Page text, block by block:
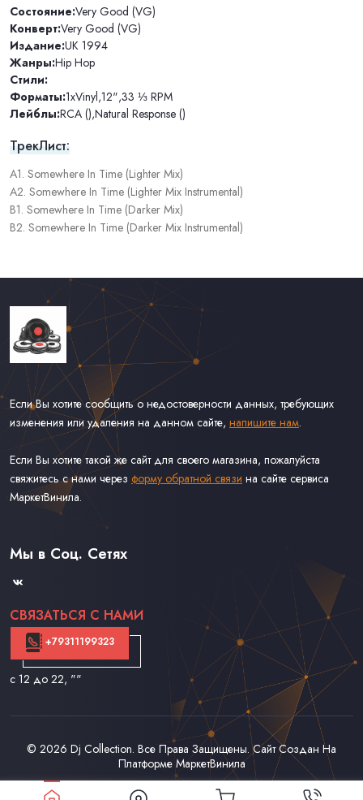
Состояние:Very Good (VG)
Конверт:Very Good (VG)
Издание:UK 1994
Жанры:Hip Hop
Стили:
Форматы:1xVinyl,12",33 ⅓ RPM
Лейблы:RCA (),Natural Response ()
ТрекЛист:
A1. Somewhere In Time (Lighter Mix)
A2. Somewhere In Time (Lighter Mix Instrumental)
B1. Somewhere In Time (Darker Mix)
B2. Somewhere In Time (Darker Mix Instrumental)
Если Вы хотите сообщить о недостоверности данных, требующих
изменения или удаления на данном сайте, напишите нам.
Если Вы хотите такой же сайт для своего магазина, пожалуйста
свяжитесь с нами через форму обратной связи на сайте сервиса
МаркетВинила.
Каталог Винила, CD и Кассет
Доставка и Оплата
Мы в Соц. Сетях
СВЯЗАТЬСЯ С НАМИ
+79311199323
с 12 до 22, ""
© 2026 Dj Collection. Все Права Защищены. Сайт Создан На
Платформе МаркетВинила